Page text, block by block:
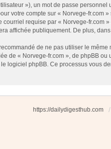
»), un mot de passe
votre compte sur « Norvege-
requise par « Norvege-
affichée publiquement. De plus,
de ne pas utiliser le
de « Norvege-fr.com », de phpBB
logiciel phpBB. Ce processus vous
https://dailydigesthub.com